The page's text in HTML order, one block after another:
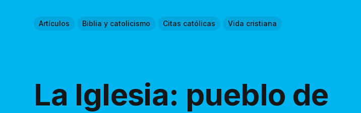
Artículos Biblia y catolicismo Citas católicas Vida cristiana
La Iglesia: pueblo de